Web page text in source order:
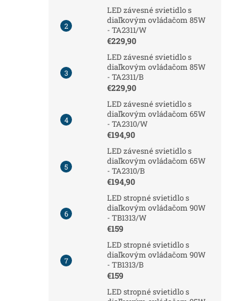
LED závesné svietidlo s
diaľkovým ovládačom 85W
- TA2311/W
€229,90
LED závesné svietidlo s
diaľkovým ovládačom 85W
- TA2311/B
€229,90
LED závesné svietidlo s
diaľkovým ovládačom 65W
- TA2310/W
€194,90
LED závesné svietidlo s
diaľkovým ovládačom 65W
- TA2310/B
€194,90
LED stropné svietidlo s
diaľkovým ovládačom 90W
- TB1313/W
€159
LED stropné svietidlo s
diaľkovým ovládačom 90W
- TB1313/B
€159
LED stropné svietidlo s